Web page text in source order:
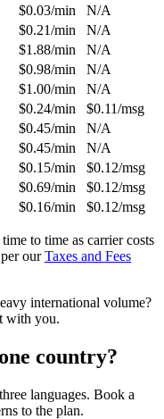
$0.03/min
N/A
$0.21/min
N/A
$1.88/min
N/A
$0.98/min
N/A
$1.00/min
N/A
$0.24/min $0.11/msg
$0.45/min
N/A
$0.45/min
N/A
$0.15/min $0.12/msg
$0.69/min $0.12/msg
$0.16/min $0.12/msg
to time as carrier costs
our Taxes and Fees
international volume?
with you.
country?
languages. Book a
to the plan.